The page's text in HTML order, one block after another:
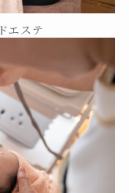
エステ